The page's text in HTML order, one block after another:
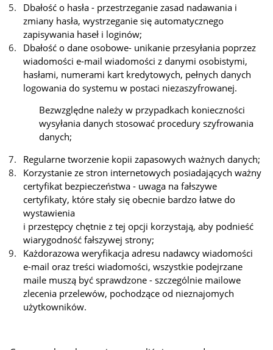
Dbałość o hasła - przestrzeganie zasad nadawania i
zmiany hasła, wystrzeganie się automatycznego
zapisywania haseł i loginów;
Dbałość o dane osobowe- unikanie przesyłania poprzez
wiadomości e-mail wiadomości z danymi osobistymi,
hasłami, numerami kart kredytowych, pełnych danych
logowania do systemu w postaci niezaszyfrowanej.
Bezwzględne należy w przypadkach konieczności
wysyłania danych stosować procedury szyfrowania
danych;
Regularne tworzenie kopii zapasowych ważnych danych;
Korzystanie ze stron internetowych posiadających ważny
certyfikat bezpieczeństwa - uwaga na fałszywe
certyfikaty, które stały się obecnie bardzo łatwe do
wystawienia
i przestępcy chętnie z tej opcji korzystają, aby podnieść
wiarygodność fałszywej strony;
Każdorazowa weryfikacja adresu nadawcy wiadomości
e-mail oraz treści wiadomości, wszystkie podejrzane
maile muszą być sprawdzone - szczególnie mailowe
zlecenia przelewów, pochodzące od nieznajomych
użytkowników.